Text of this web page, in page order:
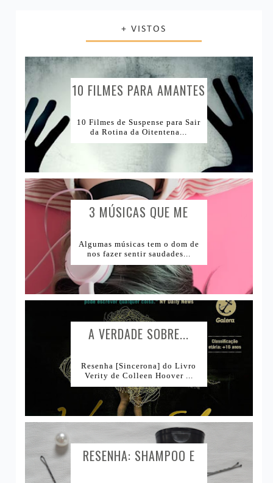
Vida Saudável
Comprinhas
Lugares e Viagens
Lojas Internacionais
Lojas Nacionais
Livro ou Filme?
1Tema1Make
1Tema1Esmalte
+ VISTOS
10 FILMES PARA AMANTES
10 Filmes de Suspense para Sair
da Rotina da Oitentena...
3 MÚSICAS QUE ME
Algumas músicas tem o dom de
nos fazer sentir saudades...
A VERDADE SOBRE...
Resenha [Sincerona] do Livro
Verity de Colleen Hoover ...
RESENHA: SHAMPOO E